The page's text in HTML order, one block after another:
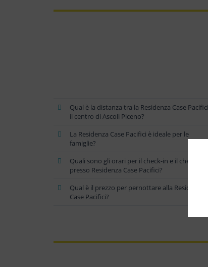
Qual è la distanza tra la Residenza Case
il centro di Ascoli Piceno?
La Residenza Case Pacifici è ideale per le
famiglie?
Quali sono gli orari per il check-in e il check-out
presso Residenza Case Pacifici?
Qual è il prezzo per pernottare alla Residenza
Case Pacifici?